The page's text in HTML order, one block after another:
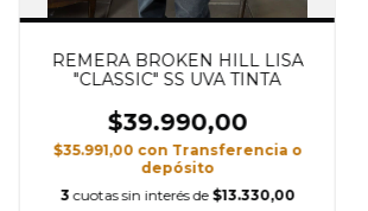
REMERA BROKEN HILL LISA
"CLASSIC" SS UVA TINTA
$39.990,00
$35.991,00 con Transferencia o
depósito
3 cuotas sin interés de $13.330,00